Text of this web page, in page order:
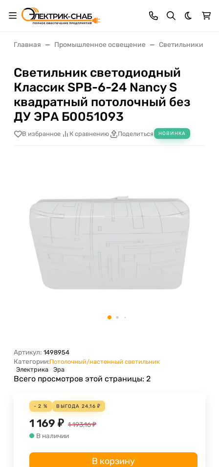
Темная
Главная Промышленное освещение Светильники
Светильник светодиодный
Классик SPB-6-24 Nancy S
квадратный потолочный без
ДУ ЭРА Б0051093
В избранное К сравнению Поделиться НОВИНКА
Артикул: 1498954
Категории:Потолочный/настенный светильник
Электрика
Эра
Всего просмотров этой страницы: 2
- 2 % ВЫГОДА 24,16 ₽
1 169 ₽ 1 193,16₽
В наличии
В корзину